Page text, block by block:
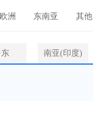
欧洲 东南亚 其他
南亚(印度)